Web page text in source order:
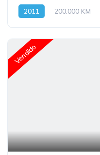
2011 200.000 KM
Vendido